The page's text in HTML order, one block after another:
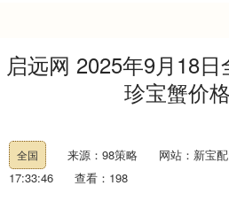
启远网 2025年9月18
珍宝蟹价
全国 来源：98策略 网站：新宝
17:33:46
查看：198